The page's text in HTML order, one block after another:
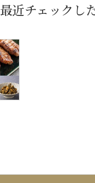
最近チェックし